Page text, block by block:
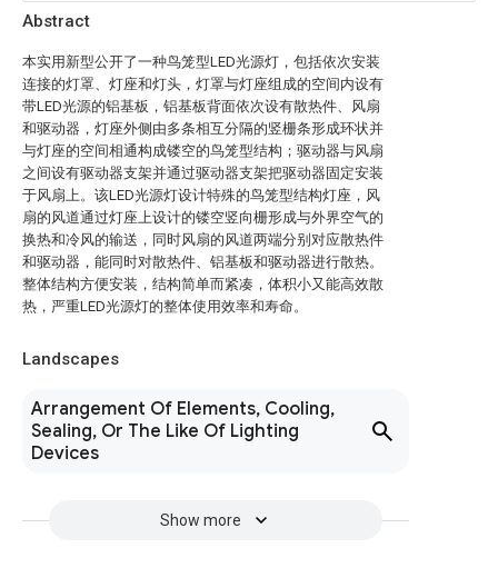
Abstract
本实用新型公开了一种鸟笼型LED光源灯，包括依次安装
连接的灯罩、灯座和灯头，灯罩与灯座组成的空间内设有
带LED光源的铝基板，铝基板背面依次设有散热件、风扇
和驱动器，灯座外侧由多条相互分隔的竖栅条形成环状并
与灯座的空间相通构成镂空的鸟笼型结构；驱动器与风扇
之间设有驱动器支架并通过驱动器支架把驱动器固定安装
于风扇上。该LED光源灯设计特殊的鸟笼型结构灯座，风
扇的风道通过灯座上设计的镂空竖向栅形成与外界空气的
换热和冷风的输送，同时风扇的风道两端分别对应散热件
和驱动器，能同时对散热件、铝基板和驱动器进行散热。
整体结构方便安装，结构简单而紧凑，体积小又能高效散
热，严重LED光源灯的整体使用效率和寿命。
Landscapes
Arrangement Of Elements, Cooling,
Sealing, Or The Like Of Lighting
Devices
Show more